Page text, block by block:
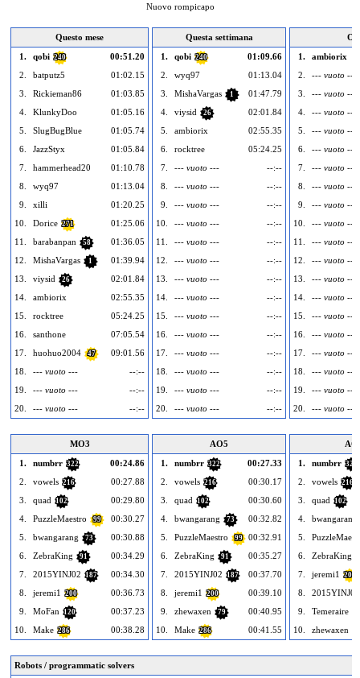
Nuovo rompicapo
Questo mese
1.
qobi 240
00:51.20
2.
batputz5
01:02.15
3.
Rickieman86
01:03.85
4.
KlunkyDoo
01:05.16
5.
SlugBugBlue
01:05.74
6.
JazzStyx
01:05.84
7.
hammerhead20
01:10.78
8.
wyq97
01:13.04
9.
xilli
01:20.25
10.
Dorice 271
01:25.06
11.
barabanpan 58
01:36.05
12.
MishaVargas 1
01:39.94
13.
viysid 26
02:01.84
14.
ambiorix
02:55.35
15.
rocktree
05:24.25
16.
santhone
07:05.54
17.
huohuo2004 47
09:01.56
18.
--- vuoto ---
--:--
19.
--- vuoto ---
--:--
20.
--- vuoto --- --:--
Questa settimana
1.
qobi 240
01:09.66
2.
wyq97
01:13.04
3.
MishaVargas 1
01:47.79
4.
viysid 26
02:01.84
5.
ambiorix
02:55.35
6.
rocktree
05:24.25
7.
--- vuoto ---
--:--
8.
--- vuoto ---
--:--
9.
--- vuoto ---
--:--
10.
--- vuoto ---
--:--
11.
--- vuoto ---
--:--
12.
--- vuoto ---
--:--
13.
--- vuoto ---
--:--
14.
--- vuoto ---
--:--
15.
--- vuoto ---
--:--
16.
--- vuoto ---
--:--
17.
--- vuoto ---
--:--
18.
--- vuoto ---
--:--
19.
--- vuoto ---
--:--
20.
--- vuoto --- --:--
1.
ambiorix
2.
--- vuoto ---
3.
--- vuoto ---
4.
--- vuoto ---
5.
--- vuoto ---
6.
--- vuoto ---
7.
--- vuoto ---
8.
--- vuoto ---
9.
--- vuoto ---
10.
--- vuoto ---
11.
--- vuoto ---
12.
--- vuoto ---
13.
--- vuoto ---
14.
--- vuoto ---
15.
--- vuoto ---
16.
--- vuoto ---
17.
--- vuoto ---
18.
--- vuoto ---
19.
--- vuoto ---
20.
--- vuoto ---
MO3
1.
numbrr 322
00:24.86
2.
vowels 216
00:27.88
3.
quad 102
00:29.80
4.
PuzzleMaestro 99
00:30.27
5.
bwangarang 73
00:30.88
6.
ZebraKing 91
00:34.29
7.
2015YINJ02 187
00:34.30
8.
jeremi1 200
00:36.73
9.
MoFan 120
00:37.23
10.
Make 286 00:38.28
AO5
1.
numbrr 322
00:27.33
2.
vowels 216
00:30.17
3.
quad 102
00:30.60
4.
bwangarang 73
00:32.82
5.
PuzzleMaestro 99
00:32.91
6.
ZebraKing 91
00:35.27
7.
2015YINJ02 187
00:37.70
8.
jeremi1 200
00:39.10
9.
zhewaxen 79
00:40.95
10.
Make 286 00:41.55
1.
numbrr 322
2. vowels 216
3. quad 102
4.
bwangarang
5.
6.
ZebraKing
7. jeremi1 200
8.
2015YINJ02
9.
Temeraire
10. zhewaxen
Robots / programmatic solvers